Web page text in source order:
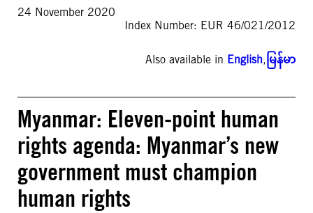
24 November 2020
Index Number: EUR 46/021/2012
Also available in English, မြန်မာ
Myanmar: Eleven-point human
rights agenda: Myanmar’s new
government must champion
human rights